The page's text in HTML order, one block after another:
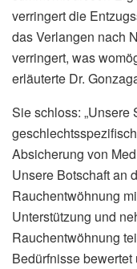
verringert die
das Verlangen nach
verringert, was
erläuterte Dr.
Sie schloss:
Absicherung von
Unsere Botschaft an
Rauchentwöhnung
Unterstützung und
Rauchentwöhnung
Bedürfnisse